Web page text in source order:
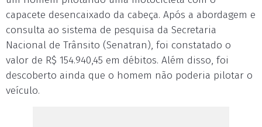
capacete desencaixado da cabeça. Após a abordagem e
consulta ao sistema de pesquisa da Secretaria
Nacional de Trânsito (Senatran), foi constatado o
valor de R$ 154.940,45 em débitos. Além disso, foi
descoberto ainda que o homem não poderia pilotar o
veículo.